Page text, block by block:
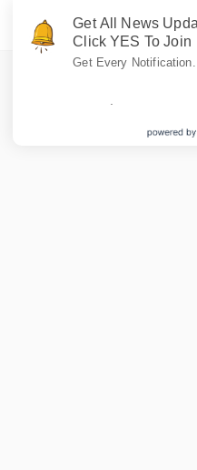
Get All News
Click YES To Join
Get Every Notification.